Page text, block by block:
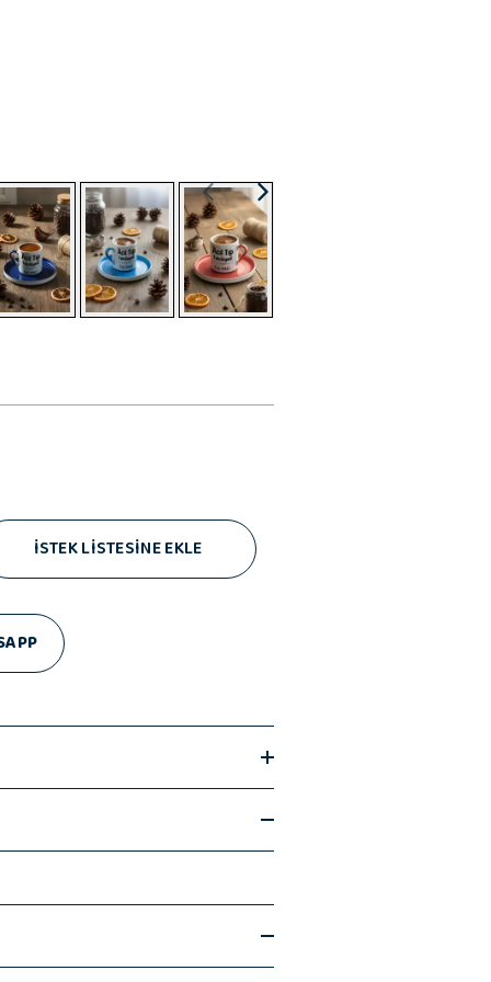
İSTEK LİSTESİNE EKLE
uzun ömürlü ve kalıcıdır. Elde yıkanması